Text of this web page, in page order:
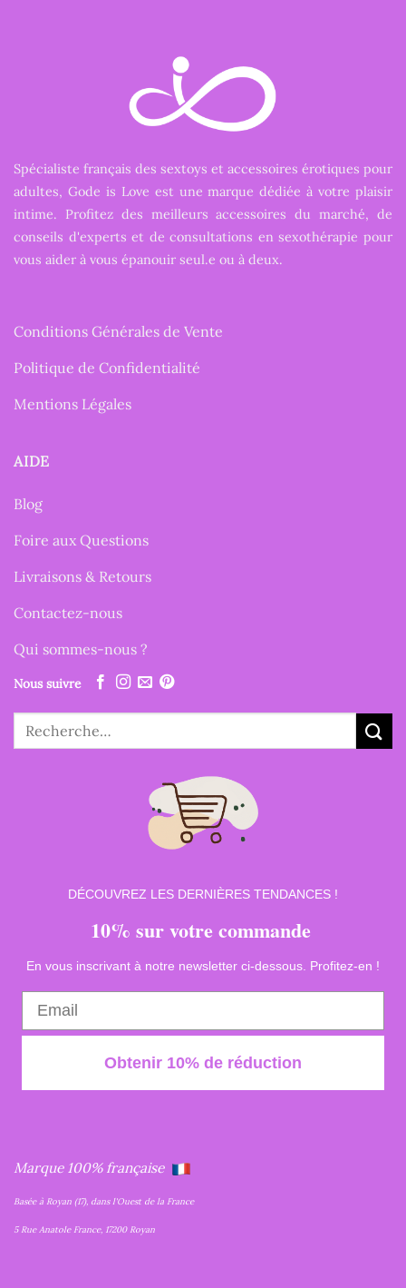
Spécialiste français des sextoys et accessoires érotiques pour
adultes, Gode is Love est une marque dédiée à votre plaisir
intime. Profitez des meilleurs accessoires du marché, de
conseils d'experts et de consultations en sexothérapie pour
vous aider à vous épanouir seul.e ou à deux.
Conditions Générales de Vente
Politique de Confidentialité
Mentions Légales
AIDE
Blog
Foire aux Questions
Livraisons & Retours
Contactez-nous
Qui sommes-nous ?
Nous suivre
Recherche
DÉCOUVREZ LES DERNIÈRES TENDANCES !
10% sur votre commande
En vous inscrivant à notre newsletter ci-dessous. Profitez-en !
Obtenir 10% de réduction
Marque 100% française
Basée à Royan (17), dans l'Ouest de la France
5 Rue Anatole France, 17200 Royan